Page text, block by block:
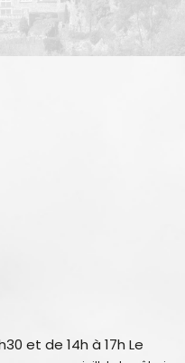
et de 14h à 17h Le